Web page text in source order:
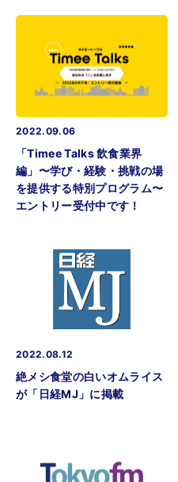
2022.09.06
「Timee Talks 飲食業界
編」〜学び・経験・挑戦の場
を提供する特別プログラム〜
エントリー受付中です！
2022.08.12
絶メシ食堂の白いオムライス
が「日経MJ」に掲載